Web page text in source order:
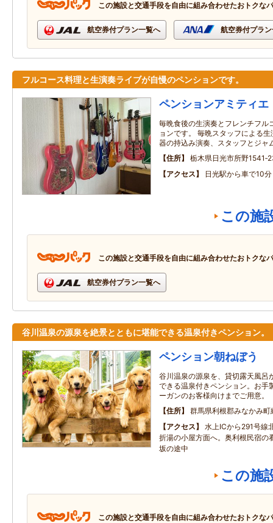
この施設と交通手段を自由に組み合わせたおトクな
航空券付プラン一覧へ 航空券付プラ
フルコース料理と生演奏ライブが自慢のペンションです。
ペンションアミティエ
毎晩食後の生演奏とフレンチフル
ョンです。 毎晩スタッフによる
器の持込み演奏、スタッフとジャ
住所
栃木県日光市所野
アクセス
日光駅から車で10分
この施
この施設と交通手段を自由に組み合わせたおトクな
航空券付プラン一覧へ
谷川温泉の源泉を絶景とともに堪能できる温泉付きペンション。
ペンション朝ねぼう
谷川温泉の源泉を、貸切露天風呂
できる温泉付きペンション。お手
ーガンのお客様向けまでご用意。
住所
群馬県利根郡みなかみ
アクセス
水上ICから291号線
折湯の小屋方面へ。奥利根民宿の
坂の途中
この施
この施設と交通手段を自由に組み合わせたおトクな